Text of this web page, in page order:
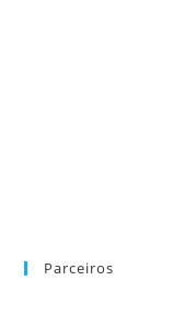
Parceiros